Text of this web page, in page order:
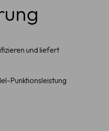
und liefert
Punktionsleistung